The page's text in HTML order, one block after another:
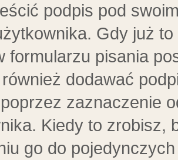
podpis pod
Gdy już
formularzu pisania
dodawać
zaznaczenie
Kiedy to zrobisz,
go do